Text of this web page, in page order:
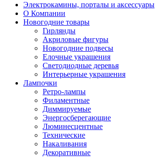
Электрокамины, порталы и аксессуары
О Компании
Новогодние товары
Гирлянды
Акриловые фигуры
Новогодние подвесы
Елочные украшения
Светодиодные деревья
Интерьерные украшения
Лампочки
Ретро-лампы
Филаментные
Диммируемые
Энергосберегающие
Люминесцентные
Технические
Накаливания
Декоративные